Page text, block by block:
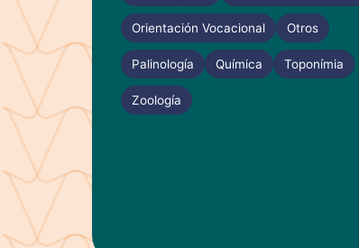
Orientación Vocacional Otros
Palinología Química Toponímia
Zoología